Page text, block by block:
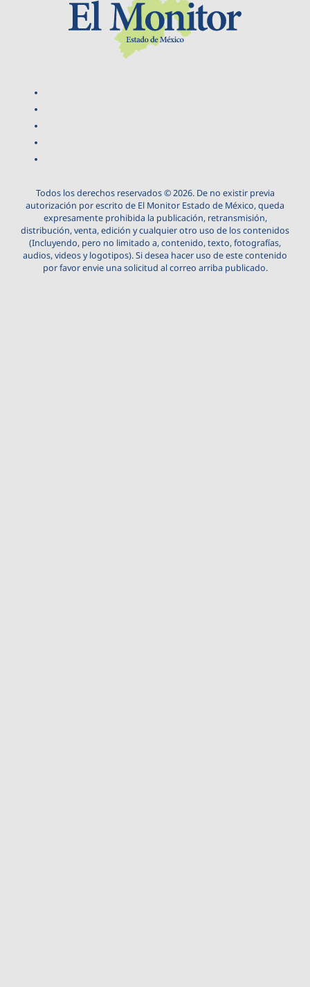
Todos los derechos reservados © 2026. De no existir previa
autorización por escrito de El Monitor Estado de México, queda
expresamente prohibida la publicación, retransmisión,
distribución, venta, edición y cualquier otro uso de los contenidos
(Incluyendo, pero no limitado a, contenido, texto, fotografías,
audios, videos y logotipos). Si desea hacer uso de este contenido
por favor envie una solicitud al correo arriba publicado.